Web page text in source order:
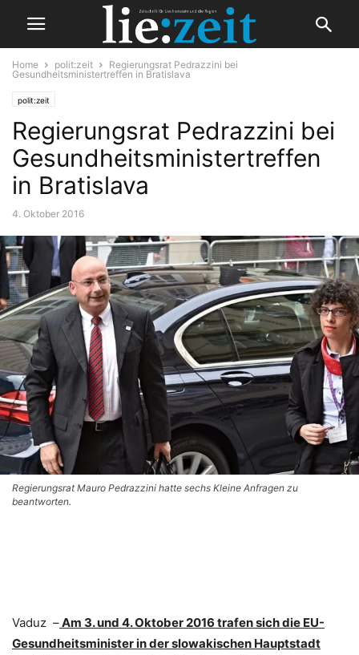
Home polit:zeit
Regierungsrat Pedrazzini bei
Gesundheitsministertreffen in Bratislava
polit:zeit
Regierungsrat Pedrazzini bei
Gesundheitsministertreffen
in Bratislava
4. Oktober 2016
Regierungsrat Mauro Pedrazzini hatte sechs Kleine Anfragen zu
beantworten.
Vaduz –Am 3. und 4. Oktober 2016 trafen sich die EU-
Gesundheitsminister in der slowakischen Hauptstadt